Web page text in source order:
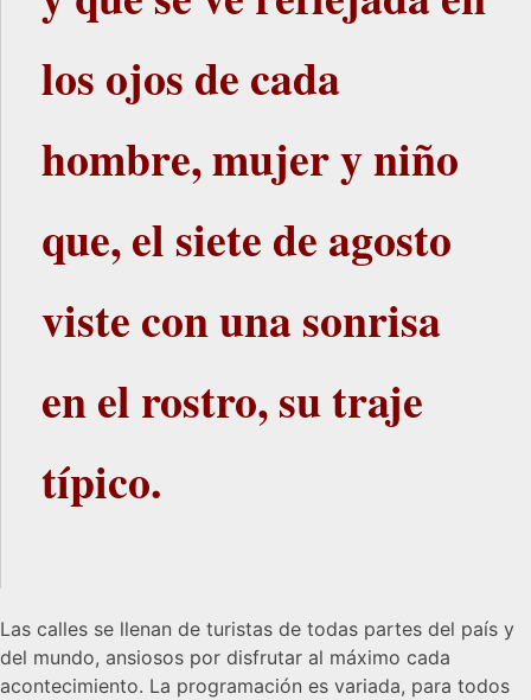
los ojos de cada
hombre, mujer y niño
que, el siete de agosto
viste con una sonrisa
en el rostro, su traje
típico.
Las calles se llenan de turistas de todas partes del país y
del mundo, ansiosos por disfrutar al máximo cada
acontecimiento. La programación es variada, para todos